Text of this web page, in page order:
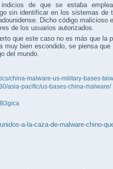
de que se estaba
sin identificar en los sistemas de
Dicho código
de los usuarios autorizados.
que este caso no es más que la
muy bien escondido, se piensa
del mundo.
china-malware-us-military-bases-
asia-pacific/us-bases-china-malware/
a-la-caza-de-malware-chino-